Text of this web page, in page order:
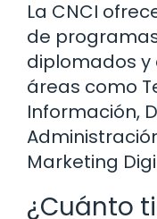
La CNCI
de
diplomados
áreas como
Información,
Marketing
¿Cuánto